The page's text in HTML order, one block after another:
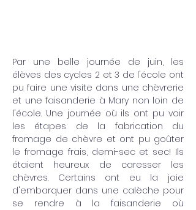
Par une belle journée de juin, les
élèves des cycles 2 et 3 de l'école ont
pu faire une visite dans une chèvrerie
et une faisanderie à Mary non loin de
l'école. Une journée où ils ont pu voir
les étapes de la fabrication du
fromage de chèvre et ont pu goûter
le fromage frais, demi-sec et sec! Ils
étaient heureux de caresser les
chèvres. Certains ont eu la joie
d'embarquer dans une calèche pour
se rendre à la faisanderie où